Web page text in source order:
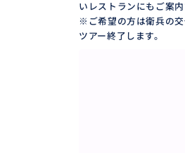
いレストランにもご案内
※ご希望の方は衛兵の
ツアー終了します。